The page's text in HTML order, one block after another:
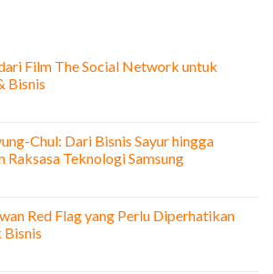
Film The Social Network untuk
Bisnis
Chul: Dari Bisnis Sayur hingga
Raksasa Teknologi Samsung
Red Flag yang Perlu Diperhatikan
Bisnis